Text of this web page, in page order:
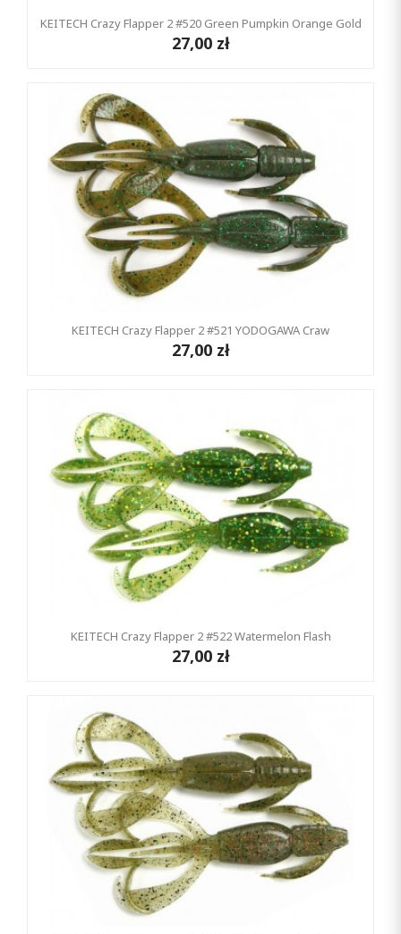
KEITECH Crazy Flapper 2 #520 Green Pumpkin Orange Gold
27,00 zł
KEITECH Crazy Flapper 2 #521 YODOGAWA Craw
27,00 zł
KEITECH Crazy Flapper 2 #522 Watermelon Flash
27,00 zł